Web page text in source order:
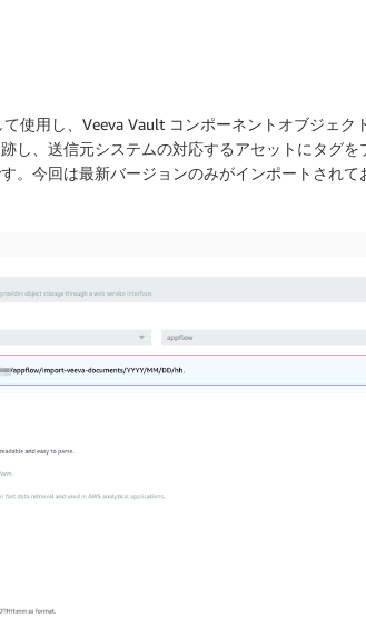
使用し、Veeva Vault コンポーネントオブジェク
し、送信元システムの対応するアセットにタグ
。今回は最新バージョンのみがインポートされ